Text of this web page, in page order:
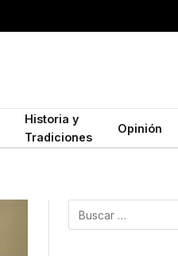
Historia y
Tradiciones
Opinión